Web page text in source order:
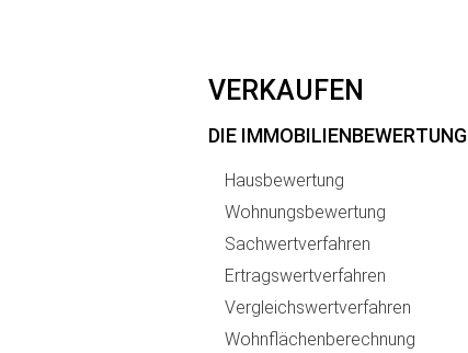
VERKAUFEN
DIE IMMOBILIENBEWERTUNG
Hausbewertung
Wohnungsbewertung
Sachwertverfahren
Ertragswertverfahren
Vergleichswertverfahren
Wohnflächenberechnung